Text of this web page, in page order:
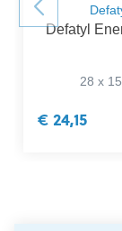
Defatyl
28 x 15
€ 24,15